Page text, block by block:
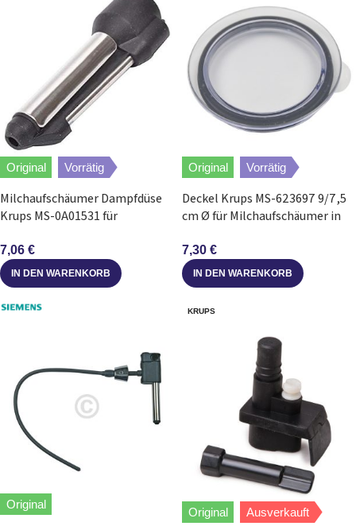
Original Vorrätig
Milchaufschäumer Dampfdüse
Krups MS-0A01531 für
7,06 €
IN DEN WARENKORB
Original Vorrätig
Deckel Krups MS-623697 9/7,5
cm Ø für Milchaufschäumer in
7,30 €
IN DEN WARENKORB
Original
KRUPS
Original Ausverkauft